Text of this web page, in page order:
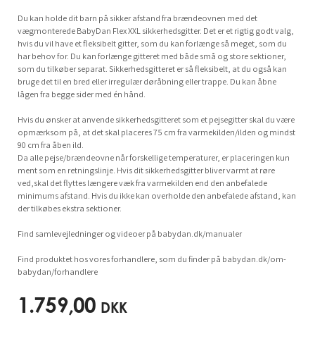
Du kan holde dit barn på sikker afstand fra brændeovnen med det
vægmonterede BabyDan Flex XXL sikkerhedsgitter. Det er et rigtig godt valg,
hvis du vil have et fleksibelt gitter, som du kan forlænge så meget, som du
har behov for. Du kan forlænge gitteret med både små og store sektioner,
som du tilkøber separat. Sikkerhedsgitteret er så fleksibelt, at du også kan
bruge det til en bred eller irregulær døråbning eller trappe. Du kan åbne
lågen fra begge sider med én hånd.
Hvis du ønsker at anvende sikkerhedsgitteret som et pejsegitter skal du være
opmærksom på, at det skal placeres 75 cm fra varmekilden/ilden og mindst
90 cm fra åben ild.
Da alle pejse/brændeovne når forskellige temperaturer, er placeringen kun
ment som en retningslinje. Hvis dit sikkerhedsgitter bliver varmt at røre
ved,skal det flyttes længere væk fra varmekilden end den anbefalede
minimums afstand. Hvis du ikke kan overholde den anbefalede afstand, kan
der tilkøbes ekstra sektioner.
Find samlevejledninger og videoer på babydan.dk/manualer
Find produktet hos vores forhandlere, som du finder på babydan.dk/om-
babydan/forhandlere
1.759,00 DKK